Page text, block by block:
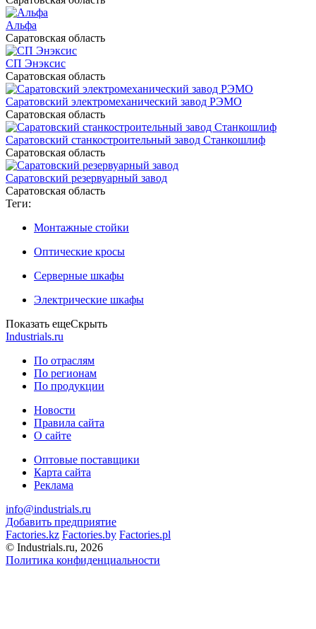
Альфа
Саратовская область
СП Энэксис
Саратовская область
Саратовский электромеханический завод РЭМО
Саратовская область
Саратовский станкостроительный завод Станкошлиф
Саратовская область
Саратовский резервуарный завод
Саратовская область
Теги:
Монтажные стойки
Оптические кросы
Серверные шкафы
Электрические шкафы
Показать ещеСкрыть
Industrials.ru
По отраслям
По регионам
По продукции
Новости
Правила сайта
О сайте
Оптовые поставщики
Карта сайта
Реклама
info@industrials.ru
Добавить предприятие
Factories.kz Factories.by Factories.pl
© Industrials.ru, 2026
Политика конфиденциальности